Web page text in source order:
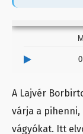
A Lajvér
várja a pihenni,
vágyókat. Itt